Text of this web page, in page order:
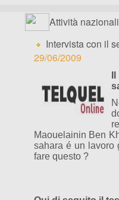
Attività nazionali
Intervista con il
29/06/2009
Maouelainin Ben
sahara é un lavoro
fare questo ?